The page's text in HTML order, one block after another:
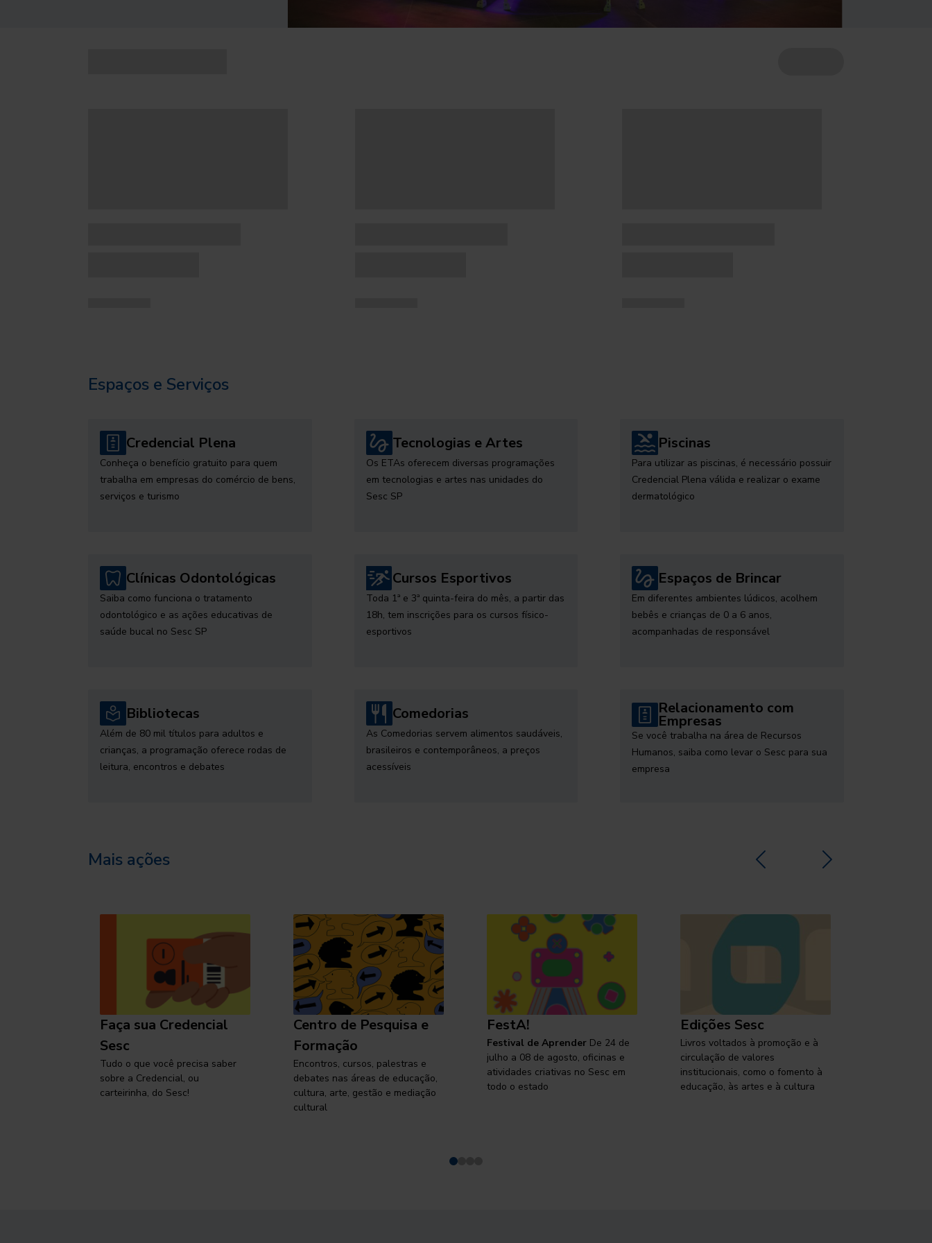
Espaços e Serviços
Credencial Plena
Conheça o benefício gratuito para quem
trabalha em empresas do comércio de bens,
serviços e turismo
Tecnologias e Artes
Os ETAs oferecem diversas programações
em tecnologias e artes nas unidades do
Sesc SP
Piscinas
Para utilizar as piscinas, é necessário possuir
Credencial Plena válida e realizar o exame
dermatológico
Clínicas Odontológicas
Saiba como funciona o tratamento
odontológico e as ações educativas de
saúde bucal no Sesc SP
Cursos Esportivos
Toda 1ª e 3ª quinta-feira do mês, a partir das
18h, tem inscrições para os cursos físico-
esportivos
Espaços de Brincar
Em diferentes ambientes lúdicos, acolhem
bebês e crianças de 0 a 6 anos,
acompanhadas de responsável
Bibliotecas
Além de 80 mil títulos para adultos e
crianças, a programação oferece rodas de
leitura, encontros e debates
Comedorias
As Comedorias servem alimentos saudáveis,
brasileiros e contemporâneos, a preços
acessíveis
Relacionamento com
Empresas
Se você trabalha na área de Recursos
Humanos, saiba como levar o Sesc para sua
empresa
Mais ações
Faça sua Credencial
Sesc
Tudo o que você precisa saber
sobre a Credencial, ou
carteirinha, do Sesc!
Centro de Pesquisa e
Formação
Encontros, cursos, palestras e
debates nas áreas de educação,
cultura, arte, gestão e mediação
cultural
FestA!
Festival de Aprender De 24 de
julho a 08 de agosto, oficinas e
atividades criativas no Sesc em
todo o estado
Edições Sesc
Livros voltados à promoção e à
circulação de valores
institucionais, como o fomento à
educação, às artes e à cultura